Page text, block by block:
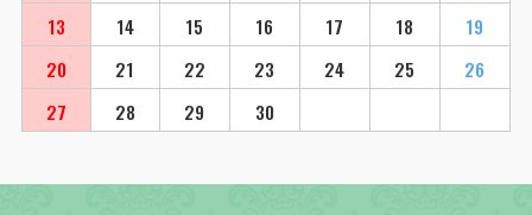
13
14 15 16 17 18
19
20
21 22 23 24 25
26
27
28 29 30